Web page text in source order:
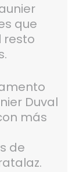
que
resto
Duval
más
de